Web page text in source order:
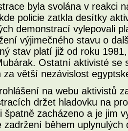
byla svolána v reakci
policie zatkla desítky
demonstrací vylepovali
výjimečného stavu o
stav platí již od roku
Ostatní aktivisté se
za větší nezávislost
na webu aktivistů
držet hladovku na
špatně zacházeno a je jim
zadržení během